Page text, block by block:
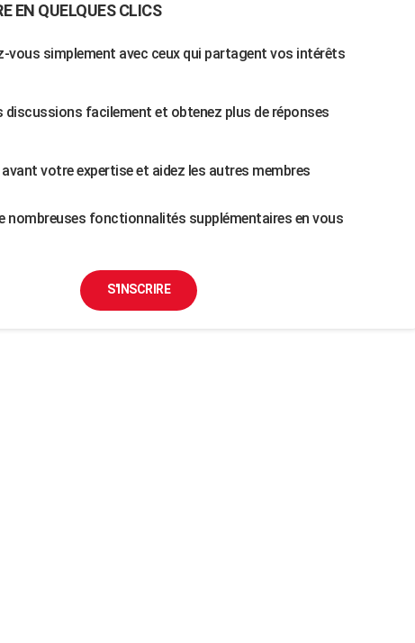
EN QUELQUES CLICS
vous simplement avec ceux qui partagent vos intérêts
discussions facilement et obtenez plus de réponses
votre expertise et aidez les autres membres
nombreuses fonctionnalités supplémentaires en vous
S'INSCRIRE